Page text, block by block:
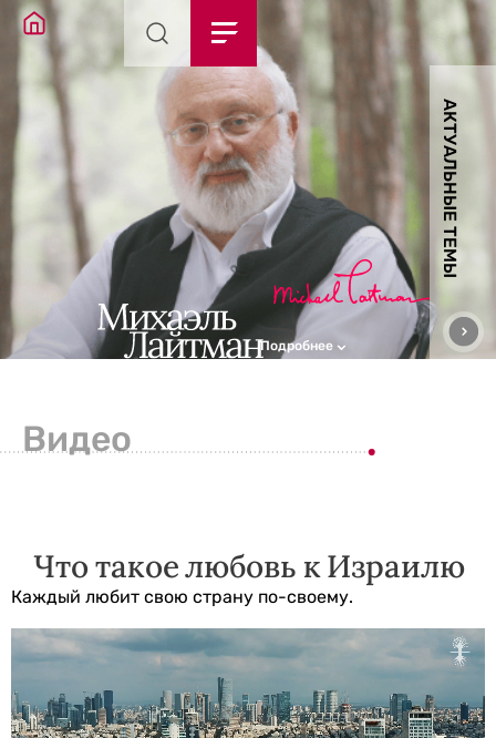
АКТУАЛЬНЫЕ ТЕМЫ
Подробнее
Видео
Что такое любовь к Израилю
Каждый любит свою страну по-своему.
Видеоплеер